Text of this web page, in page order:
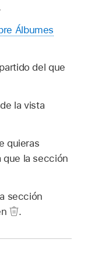
Álbumes
del que
la vista
quieras
que la sección
sección
.